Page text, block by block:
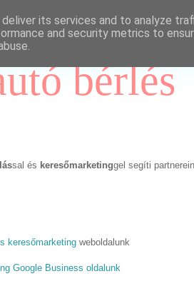
bérlés
sal és keresőmarketinggel segíti
keresőmarketing weboldalunk
Google Business oldalunk
its services and to analyze
and security metrics to